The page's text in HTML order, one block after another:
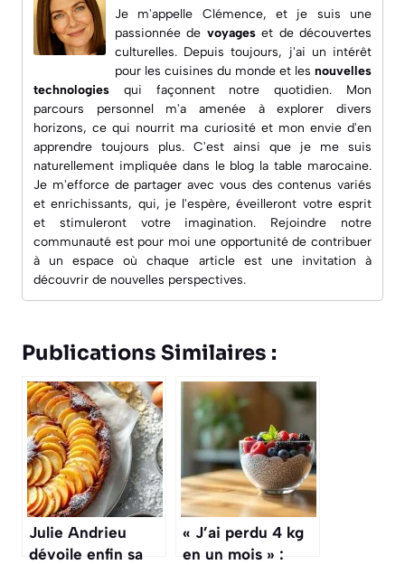
Je m'appelle Clémence, et je suis une
passionnée de voyageset de découvertes
culturelles. Depuis toujours, j'ai un intérêt
pour les cuisines du monde et les nouvelles
technologies qui façonnent notre quotidien. Mon
parcours personnel m'a amenée à explorer divers
horizons, ce qui nourrit ma curiosité et mon envie d'en
apprendre toujours plus. C'est ainsi que je me suis
naturellement impliquée dans le blog la table marocaine.
Je m'efforce de partager avec vous des contenus variés
et enrichissants, qui, je l'espère, éveilleront votre esprit
et stimuleront votre imagination. Rejoindre notre
communauté est pour moi une opportunité de contribuer
à un espace où chaque article est une invitation à
découvrir de nouvelles perspectives.
Publications Similaires :
Julie Andrieu
dévoile enfin sa
« J’ai perdu 4 kg
en un mois » :